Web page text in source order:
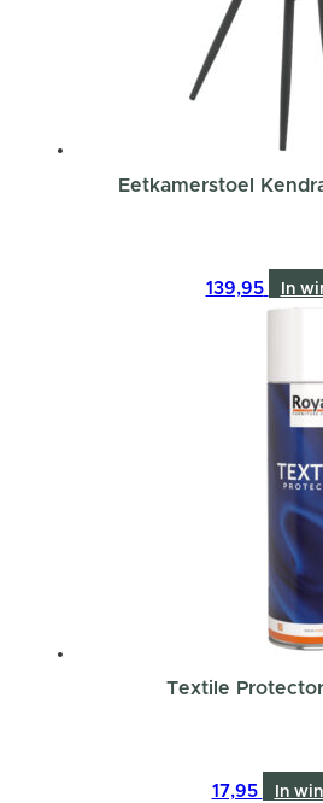
Eetkamerstoel
139,95 In
Textile
17,95 In